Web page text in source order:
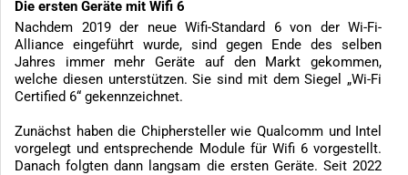
Die ersten Geräte mit Wifi 6
Nachdem 2019 der neue Wifi-Standard 6 von der Wi-Fi-
Alliance eingeführt wurde, sind gegen Ende des selben
Jahres immer mehr Geräte auf den Markt gekommen,
welche diesen unterstützen. Sie sind mit dem Siegel „Wi-Fi
Certified 6“ gekennzeichnet.
Zunächst haben die Chiphersteller wie Qualcomm und Intel
vorgelegt und entsprechende Module für Wifi 6 vorgestellt.
Danach folgten dann langsam die ersten Geräte. Seit 2022